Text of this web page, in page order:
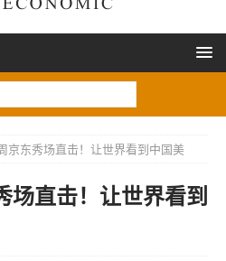
京东秀场直击！让世界看到中国美
场直击！让世界看到